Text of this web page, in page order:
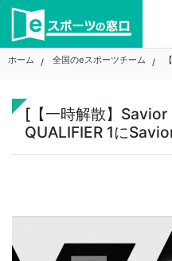
Skip
content
ホーム 全国のeスポーツチーム
[【一時解散】
QUALIFIER 1に